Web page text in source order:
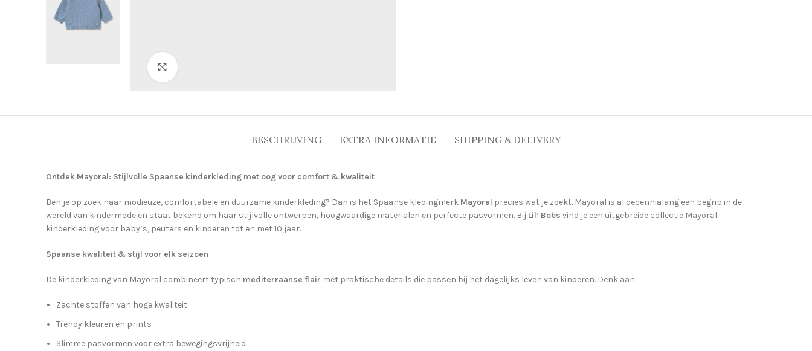
BESCHRIJVING EXTRA INFORMATIE SHIPPING & DELIVERY
Ontdek Mayoral: Stijlvolle Spaanse kinderkleding met oog voor comfort & kwaliteit
Ben je op zoek naar modieuze, comfortabele en duurzame kinderkleding? Dan is het Spaanse kledingmerk Mayoral precies wat je zoekt. Mayoral is al decennialang een begrip in de
wereld van kindermode en staat bekend om haar stijlvolle ontwerpen, hoogwaardige materialen en perfecte pasvormen. Bij Lil’ Bobs vind je een uitgebreide collectie Mayoral
kinderkleding voor baby’s, peuters en kinderen tot en met 10 jaar.
Spaanse kwaliteit & stijl voor elk seizoen
De kinderkleding van Mayoral combineert typisch mediterraanse flair met praktische details die passen bij het dagelijks leven van kinderen. Denk aan:
Zachte stoffen van hoge kwaliteit
Trendy kleuren en prints
Slimme pasvormen voor extra bewegingsvrijheid